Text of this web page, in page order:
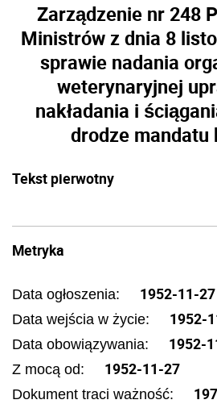
Zarządzenie nr 248
Ministrów z dnia 8
sprawie nadania
weterynaryjnej
nakładania i
drodze mandatu
Tekst pierwotny
Metryka
Data ogłoszenia: 1952-11-27
Data wejścia w życie: 1952-
Data obowiązywania: 1952-
Z mocą od: 1952-11-27
Dokument traci ważność: